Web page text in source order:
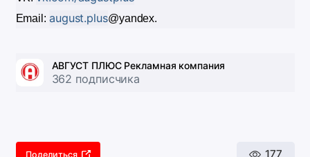
Email: august.plus@yandex.
АВГУСТ ПЛЮС Рекламная компания
362 подписчика
Поделиться 177